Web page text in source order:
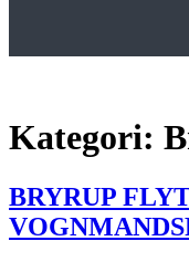
Kategori:
BRYRUP